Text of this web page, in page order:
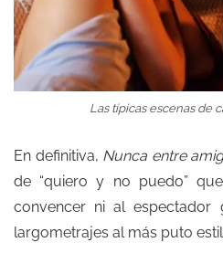
Las típicas escenas de
En definitiva, Nunca entre
de “quiero y no puedo”
convencer ni al espectador
largometrajes al más puto